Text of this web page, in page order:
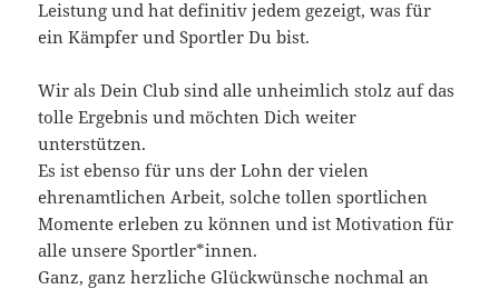
Leistung und hat definitiv jedem gezeigt, was für
ein Kämpfer und Sportler Du bist.
Wir als Dein Club sind alle unheimlich stolz auf das
tolle Ergebnis und möchten Dich weiter
unterstützen.
Es ist ebenso für uns der Lohn der vielen
ehrenamtlichen Arbeit, solche tollen sportlichen
Momente erleben zu können und ist Motivation für
alle unsere Sportler*innen.
Ganz, ganz herzliche Glückwünsche nochmal an